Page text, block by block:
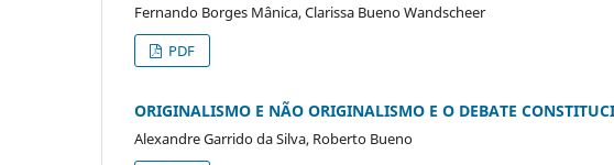
Fernando Borges Mânica, Clarissa Bueno Wandscheer
PDF
ORIGINALISMO E NÃO ORIGINALISMO E O DEBATE
Alexandre Garrido da Silva, Roberto Bueno